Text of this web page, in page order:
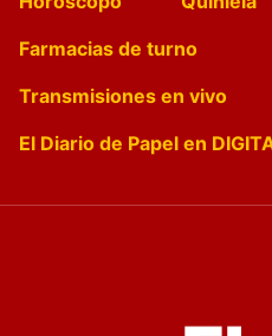
Farmacias de turno
Transmisiones en vivo
El Diario de Papel en